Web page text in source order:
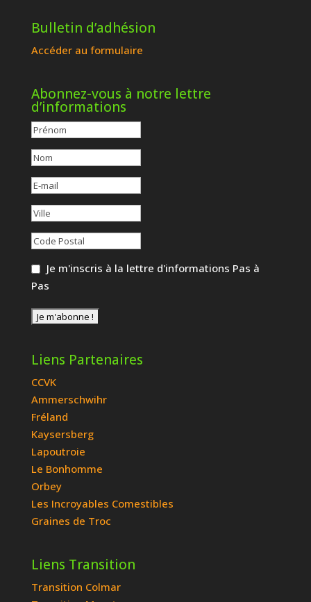
Bulletin d’adhésion
Accéder au formulaire
Abonnez-vous à notre lettre
d’informations
Je m'inscris à la lettre d'informations Pas à
Pas
Liens Partenaires
CCVK
Ammerschwihr
Fréland
Kaysersberg
Lapoutroie
Le Bonhomme
Orbey
Les Incroyables Comestibles
Graines de Troc
Liens Transition
Transition Colmar